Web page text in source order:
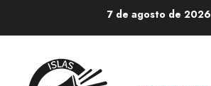
7 de agosto de 2026